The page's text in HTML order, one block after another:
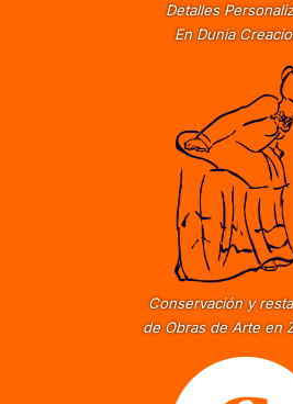
Detalles
En Dunia
Conservación y
de Obras de Arte en